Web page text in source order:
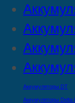
Аккумуляторы DT
Аккумуляторы Delta